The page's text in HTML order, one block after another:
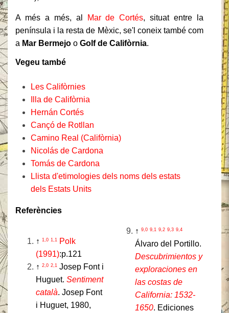
A més a més, al Mar de Cortés, situat entre la
península i la resta de Mèxic, se'l coneix també com
a Mar Bermejo o Golf de Califòrnia.
Vegeu també
Les Califòrnies
Illa de Califòrnia
Hernán Cortés
Cançó de Rotllan
Camino Real (Califòrnia)
Nicolás de Cardona
Tomás de Cardona
Llista d'etimologies dels noms dels estats
dels Estats Units
Referències
↑ 1,0 1,1 Polk
(1991):p.121
↑ 2,0 2,1 Josep Font i
Huguet. Sentiment
català. Josep Font
i Huguet, 1980,
↑ 9,0 9,1 9,2 9,3 9,4
Álvaro del Portillo.
Descubrimientos y
exploraciones en
las costas de
California: 1532-
1650. Ediciones